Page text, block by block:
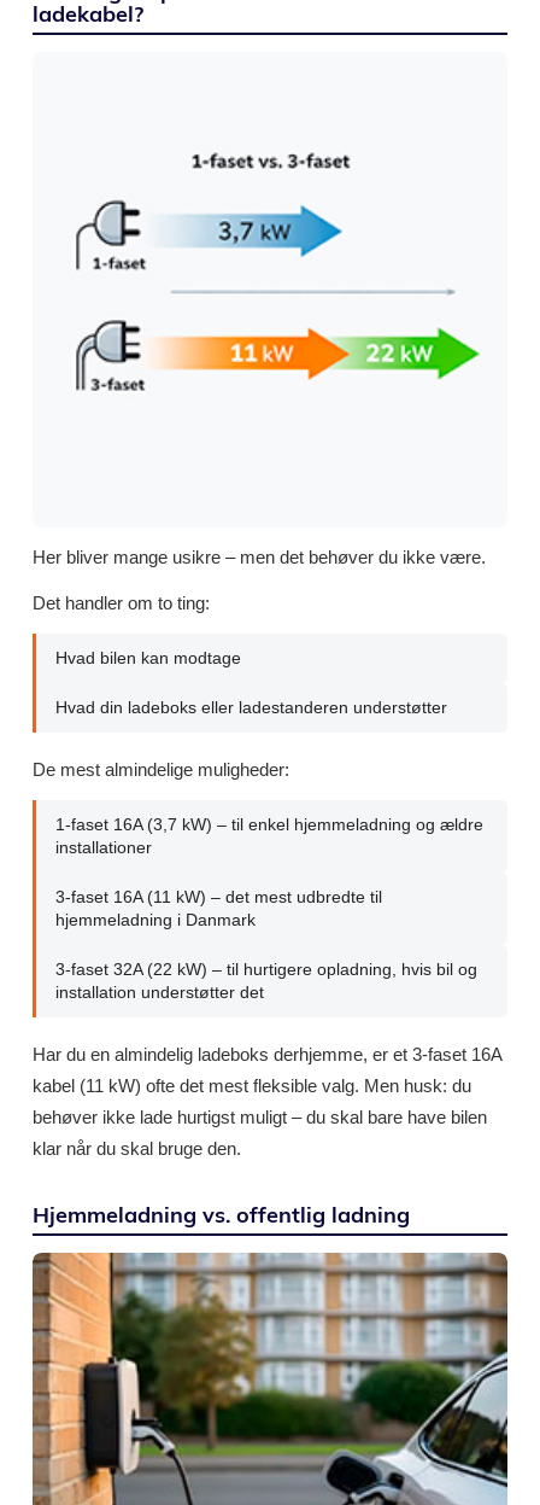
ladekabel?
Her bliver mange usikre – men det behøver du ikke være.
Det handler om to ting:
Hvad bilen kan modtage
Hvad din ladeboks eller ladestanderen understøtter
De mest almindelige muligheder:
1-faset 16A (3,7 kW) – til enkel hjemmeladning og ældre
installationer
3-faset 16A (11 kW) – det mest udbredte til
hjemmeladning i Danmark
3-faset 32A (22 kW) – til hurtigere opladning, hvis bil og
installation understøtter det
Har du en almindelig ladeboks derhjemme, er et 3-faset 16A
kabel (11 kW) ofte det mest fleksible valg. Men husk: du
behøver ikke lade hurtigst muligt – du skal bare have bilen
klar når du skal bruge den.
Hjemmeladning vs. offentlig ladning